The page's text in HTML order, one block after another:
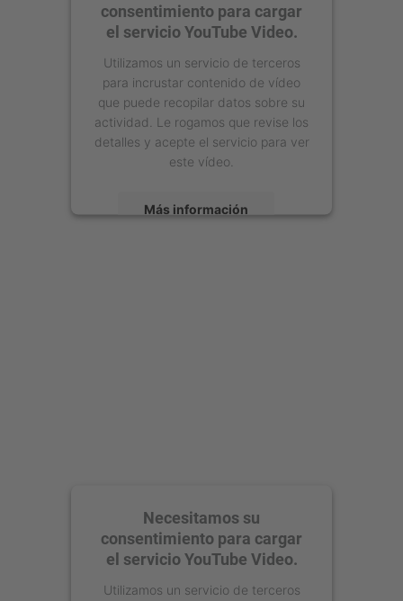
consentimiento para cargar
el servicio YouTube Video.
Utilizamos un servicio de terceros
para incrustar contenido de vídeo
que puede recopilar datos sobre su
actividad. Le rogamos que revise los
detalles y acepte el servicio para ver
este vídeo.
Más información
Necesitamos su
consentimiento para cargar
el servicio YouTube Video.
Utilizamos un servicio de terceros